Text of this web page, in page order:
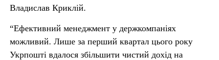
Владислав Криклій.
“Ефективний менеджмент у держкомпаніях
можливий. Лише за перший квартал цього року
Укрпошті вдалося збільшити чистий дохід на